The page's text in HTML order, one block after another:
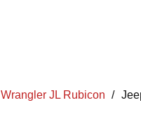
Wrangler JL Rubicon /